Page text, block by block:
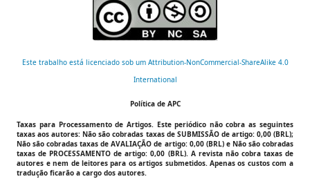
Este trabalho está licenciado sob um Attribution-NonCommercial-ShareAlike 4.0
International
Política de APC
Taxas para Processamento de Artigos. Este periódico não cobra as seguintes
taxas aos autores: Não são cobradas taxas de SUBMISSÃO de artigo: 0,00 (BRL);
Não são cobradas taxas de AVALIAÇÃO de artigo: 0,00 (BRL) e Não são cobradas
taxas de PROCESSAMENTO de artigo: 0,00 (BRL). A revista não cobra taxas de
autores e nem de leitores para os artigos submetidos. Apenas os custos com a
tradução ficarão a cargo dos autores.